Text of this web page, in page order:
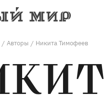
/ Авторы / Никита Тимофеев